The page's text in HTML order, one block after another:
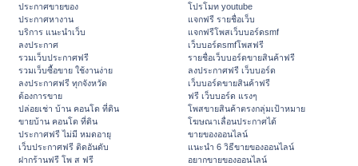
ประกาศขายของ
ประกาศหางาน
บริการ แนะนำเว็บ
ลงประกาศ
รวมเว็บประกาศฟรี
รวมเว็บซื้อขาย ใช้งานง่าย
ลงประกาศฟรี ทุกจังหวัด
ต้องการขาย
ปล่อยเช่า บ้าน คอนโด ที่ดิน
ขายบ้าน คอนโด ที่ดิน
ประกาศฟรี ไม่มี หมดอายุ
เว็บประกาศฟรี ติดอันดับ
ฝากร้านฟรี โพ ส ฟรี
โปรโมท youtube
แจกฟรี รายชื่อเว็บ
แจกฟรีโพสเว็บบอร์ดsmf
เว็บบอร์ดsmfโพสฟรี
รายชื่อเว็บบอร์ดขายสินค้าฟรี
ลงประกาศฟรี เว็บบอร์ด
เว็บบอร์ดขายสินค้าฟรี
ฟรี เว็บบอร์ด แรงๆ
โพสขายสินค้าตรงกลุ่มเป้าหมาย
โฆษณาเลื่อนประกาศได้
ขายของออนไลน์
แนะนำ 6 วิธีขายของออนไลน์
อยากขายของออนไลน์